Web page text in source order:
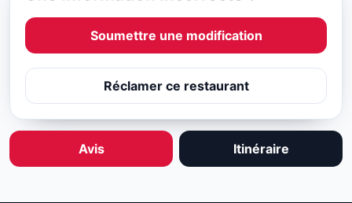
Soumettre une modification
Réclamer ce restaurant
Avis Itinéraire